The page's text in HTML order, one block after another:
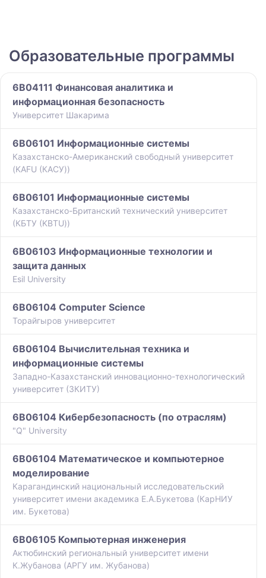
Образовательные программы
6B04111 Финансовая аналитика и
информационная безопасность
Университет Шакарима
6B06101 Информационные системы
Казахстанско-Американский свободный университет
(KAFU (КАСУ))
6B06101 Информационные системы
Казахстанско-Британский технический университет
(КБТУ (KBTU))
6B06103 Информационные технологии и
защита данных
Esil University
6B06104 Computer Science
Торайгыров университет
6B06104 Вычислительная техника и
информационные системы
Западно-Казахстанский инновационно-технологический
университет (ЗКИТУ)
6B06104 Кибербезопасность (по отраслям)
"Q" University
6B06104 Математическое и компьютерное
моделирование
Карагандинский национальный исследовательский
университет имени академика Е.А.Букетова (КарНИУ
им. Букетова)
6B06105 Компьютерная инженерия
Актюбинский региональный университет имени
К.Жубанова (АРГУ им. Жубанова)